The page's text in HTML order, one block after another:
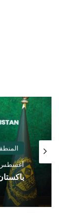
أغسطس 7,